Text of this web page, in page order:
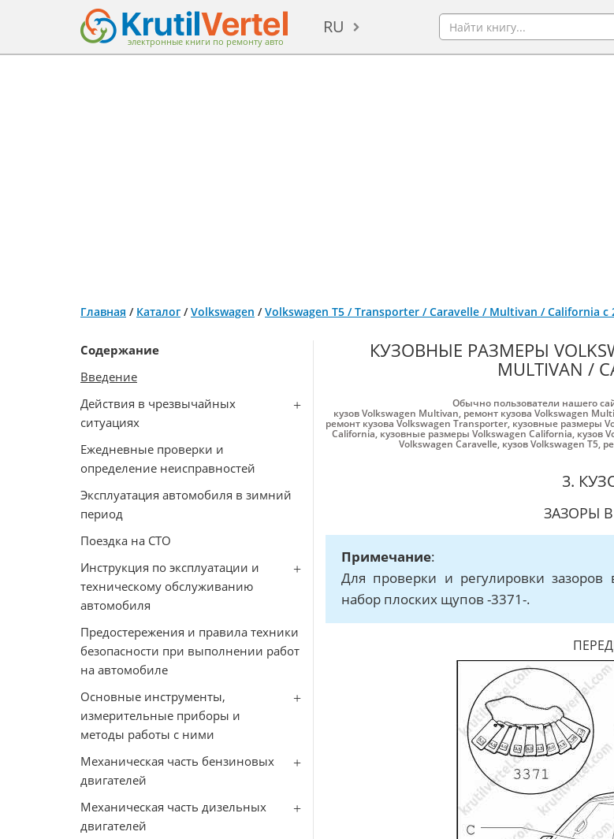
электронные книги по ремонту авто
RU
Главная / Каталог /Volkswagen /Volkswagen T5 / Transporter / Caravelle / Multivan / California
Содержание
Введение
Действия в чрезвычайных
ситуациях
Ежедневные проверки и
определение неисправностей
Эксплуатация автомобиля в зимний
период
Поездка на СТО
Инструкция по эксплуатации и
техническому обслуживанию
автомобиля
Предостережения и правила техники
безопасности при выполнении работ
на автомобиле
Основные инструменты,
измерительные приборы и
методы работы с ними
Механическая часть бензиновых
двигателей
Механическая часть дизельных
двигателей
КУЗОВНЫЕ РАЗМЕРЫ
MULTIVAN /
Обычно пользователи нашего
кузов Volkswagen Multivan, ремонт кузова Volkswagen
ремонт кузова Volkswagen Transporter, кузовные размеры
California, кузовные размеры Volkswagen California, кузов
Volkswagen Caravelle, кузов Volkswagen Т5,
3.
ЗАЗОРЫ
Примечание:
Для проверки и регулировки зазоров
набор плоских щупов -3371-.